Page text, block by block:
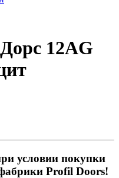
12AG
условии покупки
Profil Doors!